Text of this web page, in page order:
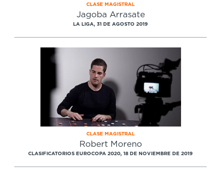
CLASE MAGISTRAL
Jagoba Arrasate
LA LIGA, 31 DE AGOSTO 2019
CLASE MAGISTRAL
Robert Moreno
CLASIFICATORIOS EUROCOPA 2020, 18 DE NOVIEMBRE DE 2019